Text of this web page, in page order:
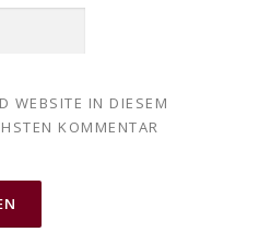
WEBSITE IN DIESEM
KOMMENTAR